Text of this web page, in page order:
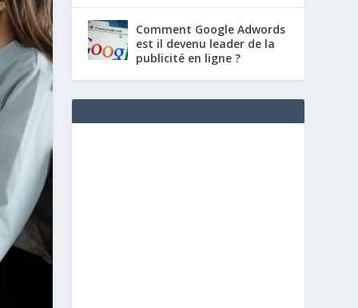
Comment Google Adwords
est il devenu leader de la
publicité en ligne ?